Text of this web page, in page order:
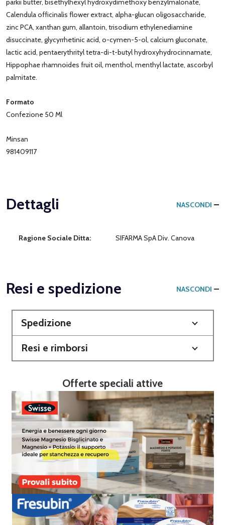
parkii butter, bisethylhexyl hydroxydimethoxy benzylmalonate,
Calendula officinalis flower extract, alpha-glucan oligosaccharide,
zinc PCA, xanthan gum, allantoin, trisodium ethylenediamine
disuccinate, glycyrrhetinic acid, o-cymen-5-ol, calcium gluconate,
lactic acid, pentaerythrityl tetra-di-t-butyl hydroxyhydrocinnamate,
Hippophae rhamnoides fruit oil, menthol, menthyl lactate, ascorbyl
palmitate.
Formato
Confezione 50 Ml
Minsan
981409117
Dettagli NASCONDI
Ragione Sociale Ditta: SIFARMA SpA Div. Canova
Resi e spedizione NASCONDI
Spedizione
Resi e rimborsi
Offerte speciali attive